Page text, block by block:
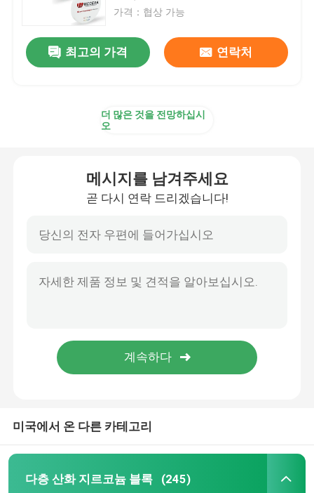
가격：협상 가능
최고의 가격 연락처
더 많은 것을 전망하십시
오
메시지를 남겨주세요
곧 다시 연락 드리겠습니다!
미국에서 온 다른 카테고리
다층 산화 지르코늄 블록 (245)